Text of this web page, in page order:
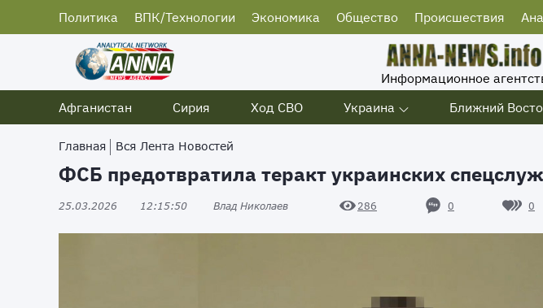
Политика ВПК/Технологии Экономика Общество Происшествия
Информационное
Афганистан
Сирия Ход СВО Украина Ближний
Главная Вся Лента Новостей
ФСБ предотвратила теракт украинских
25.03.2026 12:15:50 Влад Николаев 286 0 0